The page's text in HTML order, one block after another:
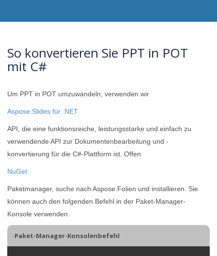
So konvertieren Sie PPT in POT
mit C#
Um PPT in POT umzuwandeln, verwenden wir
Aspose.Slides für .NET
API, die eine funktionsreiche, leistungsstarke und einfach zu
verwendende API zur Dokumentenbearbeitung und -
konvertierung für die C#-Plattform ist. Offen
NuGet
Paketmanager, suche nach Aspose.Folien und installieren. Sie
können auch den folgenden Befehl in der Paket-Manager-
Konsole verwenden.
Paket-Manager-Konsolenbefehl